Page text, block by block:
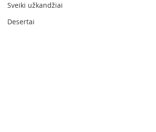
Sveiki užkandžiai
Desertai